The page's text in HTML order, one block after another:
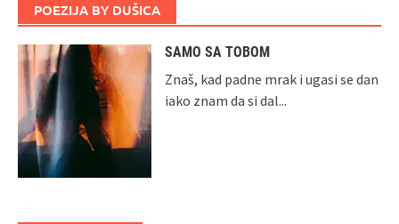
POEZIJA BY DUŠICA
SAMO SA TOBOM
Znaš, kad padne mrak i ugasi se dan
iako znam da si dal...